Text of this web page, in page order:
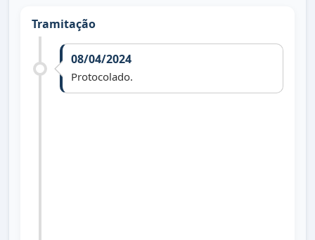
Tramitação
08/04/2024
Protocolado.